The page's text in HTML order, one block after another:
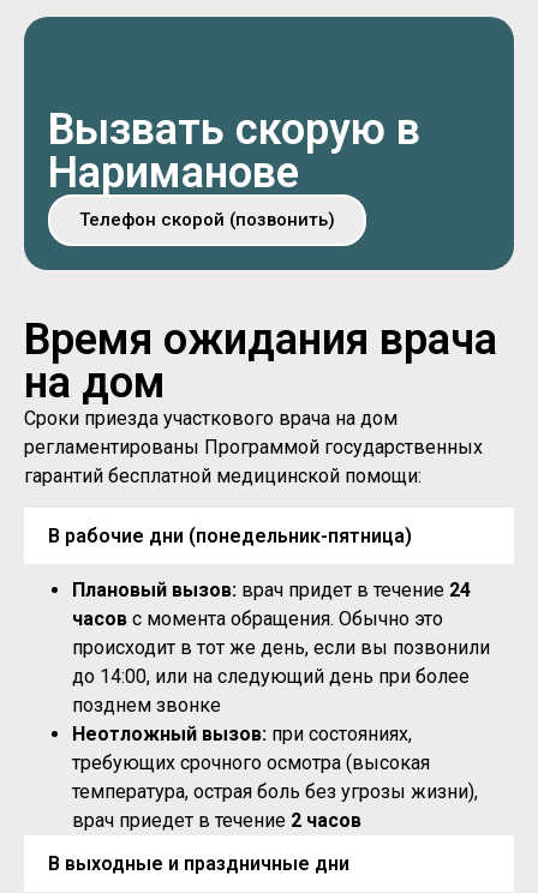
Вызвать скорую в
Нариманове
Телефон скорой (позвонить)
Время ожидания врача
на дом
Сроки приезда участкового врача на дом
регламентированы Программой государственных
гарантий бесплатной медицинской помощи:
В рабочие дни (понедельник-пятница)
Плановый вызов: врач придет в течение 24
часов с момента обращения. Обычно это
происходит в тот же день, если вы позвонили
до 14:00, или на следующий день при более
позднем звонке
Неотложный вызов: при состояниях,
требующих срочного осмотра (высокая
температура, острая боль без угрозы жизни),
врач приедет в течение 2 часов
В выходные и праздничные дни